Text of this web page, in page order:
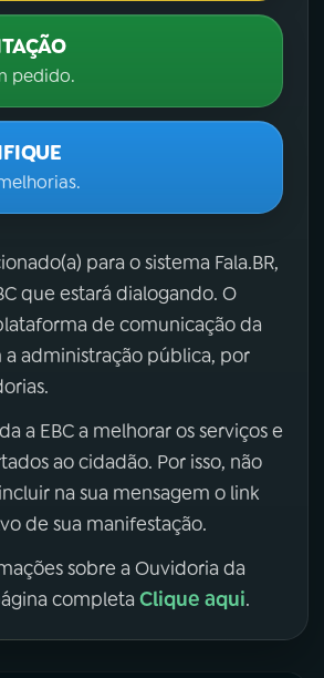
pedido.
para o sistema Fala.BR,
que estará dialogando. O
de comunicação da
administração pública, por
a EBC a melhorar os serviços e
ao cidadão. Por isso, não
na sua mensagem o link
de sua manifestação.
sobre a Ouvidoria da
completa Clique aqui.